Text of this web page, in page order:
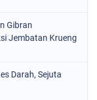
Gibran
Jembatan Krueng
Darah, Sejuta